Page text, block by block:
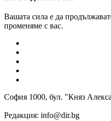
Вашата сила е да
променяме с вас.
София 1000, бул. "Княз
Редакция: info@dir.bg